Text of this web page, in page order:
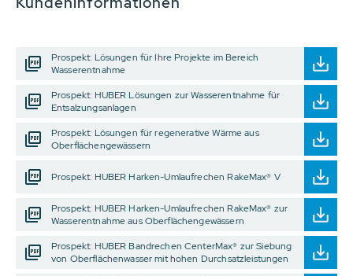
Prospekt: Lösungen für Ihre Projekte im Bereich
Wasserentnahme
Prospekt: HUBER Lösungen zur Wasserentnahme für
Entsalzungsanlagen
Prospekt: Lösungen für regenerative Wärme aus
Oberflächengewässern
Prospekt: HUBER Harken-Umlaufrechen RakeMax® V
Prospekt: HUBER Harken-Umlaufrechen RakeMax® zur
Wasserentnahme aus Oberflächengewässern
Prospekt: HUBER Bandrechen CenterMax® zur Siebung
von Oberflächenwasser mit hohen Durchsatzleistungen